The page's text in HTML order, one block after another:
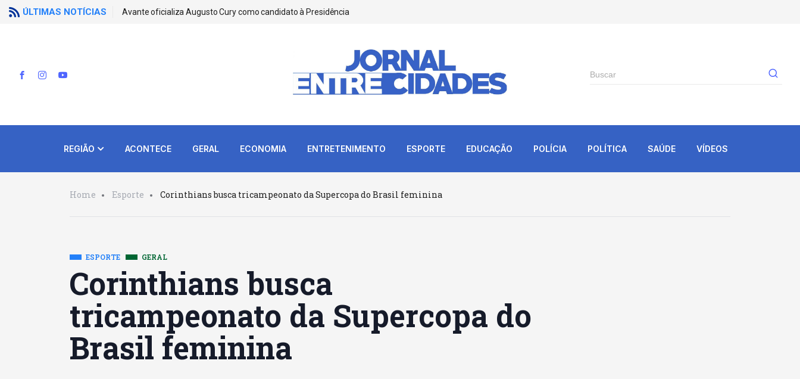
ÚLTIMAS NOTÍCIAS Avante oficializa Augusto Cury como candidato à Presidência
REGIÃO ACONTECE GERAL ECONOMIA ENTRETENIMENTO ESPORTE EDUCAÇÃO POLÍCIA POLÍTICA SAÚDE VÍDEOS
Home Esporte Corinthians busca tricampeonato da Supercopa do Brasil feminina
ESPORTE GERAL
Corinthians busca
tricampeonato da Supercopa do
Brasil feminina